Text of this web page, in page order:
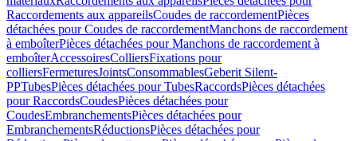
Raccordements aux appareilsCoudes de raccordementPièces
détachées pour Coudes de raccordementManchons de raccordement
à emboîterPièces détachées pour Manchons de raccordement à
emboîterAccessoiresColliersFixations pour
colliersFermeturesJointsConsommablesGeberit Silent-
PPTubesPièces détachées pour TubesRaccordsPièces détachées
pour RaccordsCoudesPièces détachées pour
CoudesEmbranchementsPièces détachées pour
EmbranchementsRéductionsPièces détachées pour